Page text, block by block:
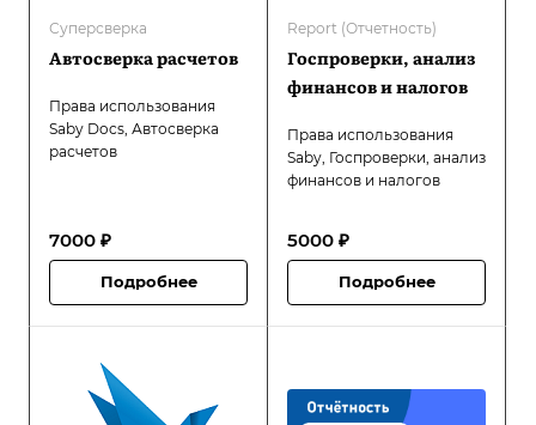
Суперсверка
Автосверка расчетов
Права использования
Saby Docs, Автосверка
расчетов
7000 ₽
Подробнее
Report (Отчетность)
Госпроверки, анализ
финансов и налогов
Права использования
Saby, Госпроверки, анализ
финансов и налогов
5000 ₽
Подробнее